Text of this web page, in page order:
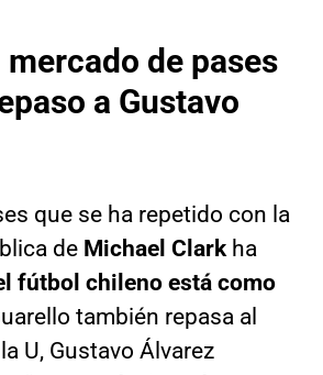
de pases
a Gustavo
que se ha repetido con la
de Michael Clark ha
fútbol chileno está como
también repasa al
U, Gustavo Álvarez